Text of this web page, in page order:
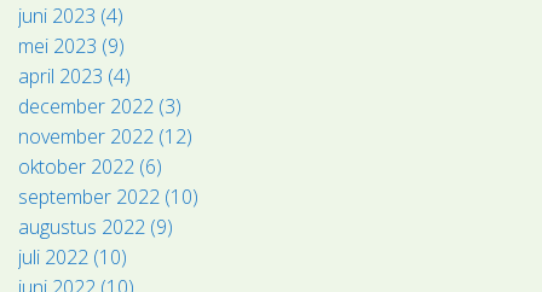
juni 2023 (4)
mei 2023 (9)
april 2023 (4)
december 2022 (3)
november 2022 (12)
oktober 2022 (6)
september 2022 (10)
augustus 2022 (9)
juli 2022 (10)